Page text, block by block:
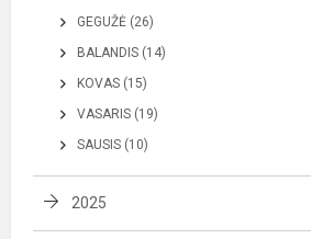
GEGUŽĖ (26)
BALANDIS (14)
KOVAS (15)
VASARIS (19)
SAUSIS (10)
2025